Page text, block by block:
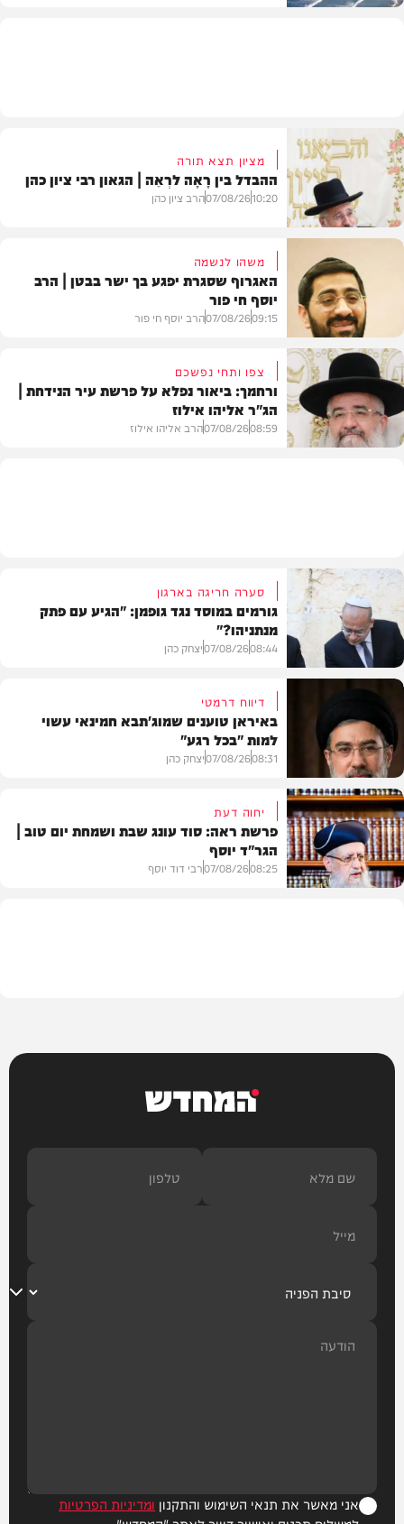
וידאו
מציון תצא תורה
ההבדל בין רָאָה לרְאֵה | הגאון רבי ציון כהן
10:20
07/08/26הרב ציון כהן
וידאו
משהו לנשמה
האגרוף שסגרת יפגע בך ישר בבטן | הרב
יוסף חי פור
09:15
07/08/26הרב יוסף חי פור
צפו ותחי נפשכם
ורחמך: ביאור נפלא על פרשת עיר הנידחת |
הג"ר אליהו אילוז
08:59
07/08/26הרב אליהו אילוז
צבא וביטחון
סערה חריגה בארגון
גורמים במוסד נגד גופמן: "הגיע עם פתק
מנתניהו?"
08:44
07/08/26יצחק כהן
חדשות
דיווח דרמטי
באיראן טוענים שמוג'תבא חמינאי עשוי
למות "בכל רגע"
08:31
07/08/26יצחק כהן
יחוה דעת
פרשת ראה: סוד עונג שבת ושמחת יום טוב |
הגר"ד יוסף
08:25
07/08/26רבי דוד יוסף
המחדש
אני מאשר את תנאי השימוש והתקנון ומדיניות הפרטיות